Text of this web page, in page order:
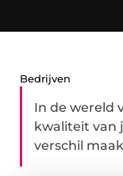
Bedrijven
In de wereld
kwaliteit van
verschil